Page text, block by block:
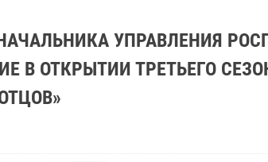
УПРАВЛЕНИЯ
В ОТКРЫТИИ ТРЕТЬЕГО